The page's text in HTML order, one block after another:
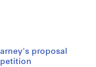
proposal